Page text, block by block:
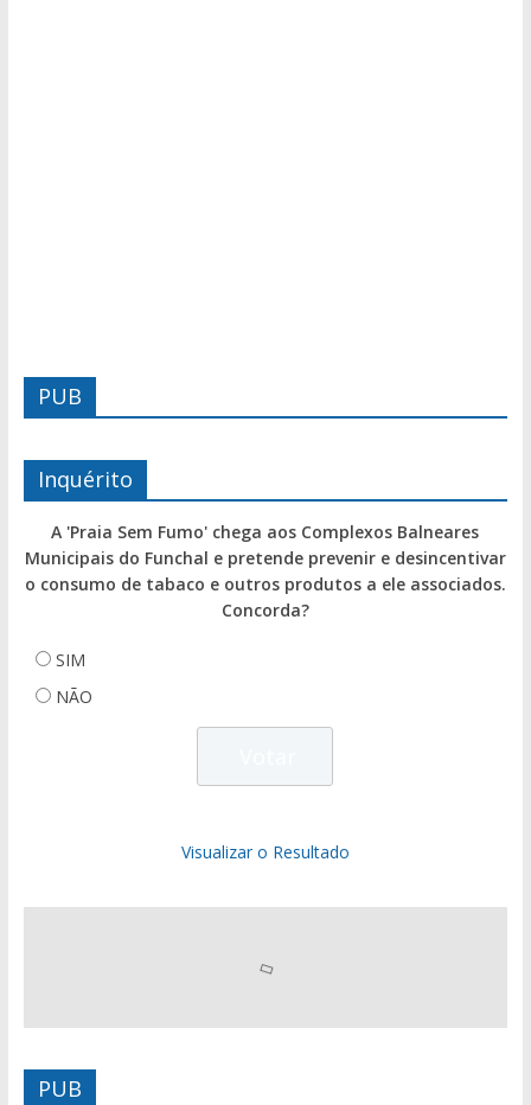
PUB
Inquérito
A 'Praia Sem Fumo' chega aos Complexos Balneares
Municipais do Funchal e pretende prevenir e desincentivar
o consumo de tabaco e outros produtos a ele associados.
Concorda?
SIM
NÃO
Visualizar o Resultado
PUB